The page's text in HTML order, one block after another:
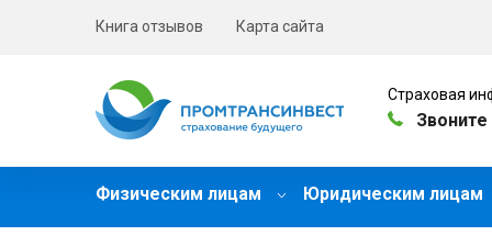
Книга отзывов Карта сайта
Страховая
Звоните
Физическим лицам Юридическим лицам